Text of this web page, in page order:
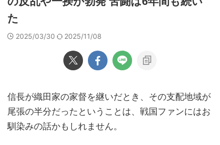
た
2025/03/30 2025/11/08
信長が織田家の家督を継いだとき、その支配地域が
尾張の半分だったということは、戦国ファンにはお
馴染みの話かもしれません。